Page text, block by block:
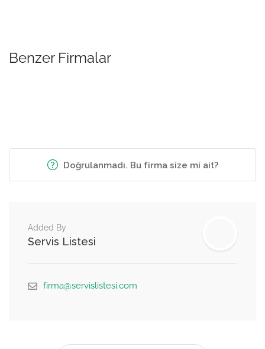
Benzer Firmalar
Doğrulanmadı. Bu firma size mi ait?
Added By
Servis Listesi
firma@servislistesi.com